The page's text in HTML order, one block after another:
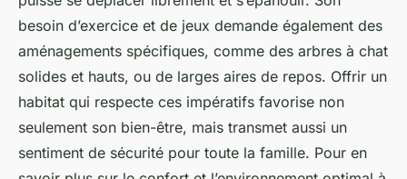
besoin d’exercice et de jeux demande également des
aménagements spécifiques, comme des arbres à chat
solides et hauts, ou de larges aires de repos. Offrir un
habitat qui respecte ces impératifs favorise non
seulement son bien-être, mais transmet aussi un
sentiment de sécurité pour toute la famille. Pour en